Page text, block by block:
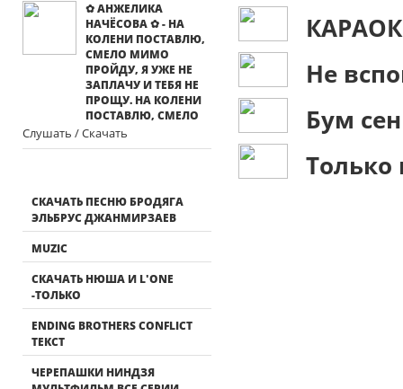
✿ АНЖЕЛИКА
НАЧЁСОВА ✿ - НА
КОЛЕНИ ПОСТАВЛЮ,
СМЕЛО МИМО
ПРОЙДУ, Я УЖЕ НЕ
ЗАПЛАЧУ И ТЕБЯ НЕ
ПРОЩУ. НА КОЛЕНИ
ПОСТАВЛЮ, СМЕЛО
Слушать / Скачать
СКАЧАТЬ ПЕСНЮ БРОДЯГА
ЭЛЬБРУС ДЖАНМИРЗАЕВ
MUZIC
СКАЧАТЬ НЮША И L'ONE
-ТОЛЬКО
ENDING BROTHERS CONFLICT
ТЕКСТ
ЧЕРЕПАШКИ НИНДЗЯ
Не
Бум